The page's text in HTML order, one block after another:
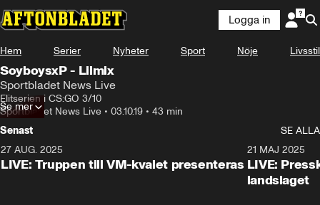
Logga in
Hem Serier Nyheter Sport Nöje Livsstil
SoyboysxP - Lilmix
Sportbladet News Live
Elitserien i CS:GO 3/10
Sportbladet News Live • 03.10.19 • 43 min
Se mer
Senast
SE ALLA
27 AUG. 2025
LIVE: Truppen till VM-kvalet presenteras
21 MAJ 2025
LIVE:
landslaget